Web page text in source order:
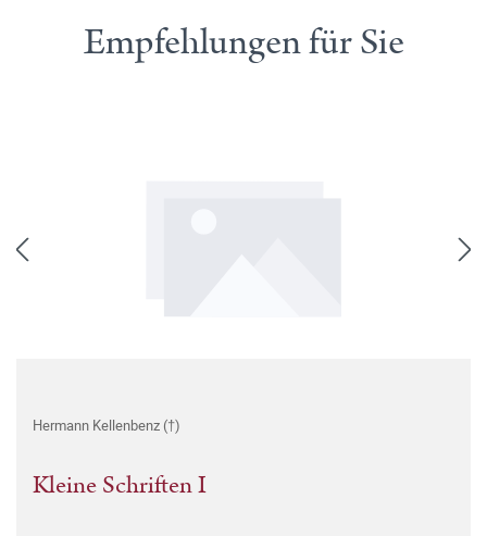
Empfehlungen für Sie
Hermann Kellenbenz (†)
Kleine Schriften I